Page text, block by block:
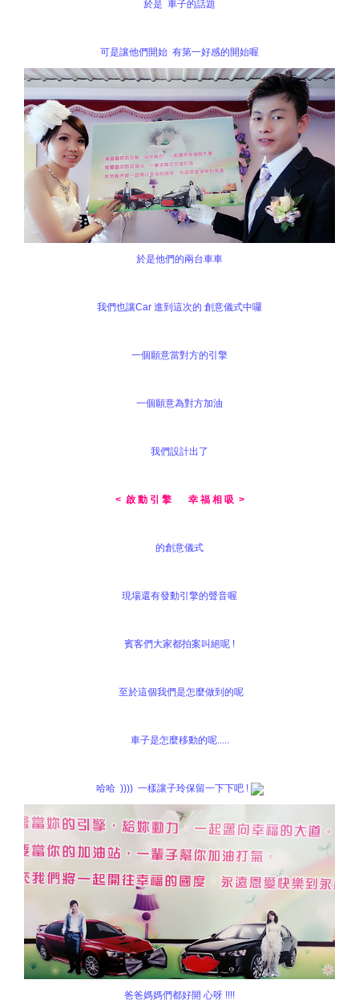
於是 車子的話題
可是讓他們開始 有第一好感的開始喔
於是他們的兩台車車
我們也讓Car 進到這次的 創意儀式中囉
一個願意當對方的引擎
一個願意為對方加油
我們設計出了
< 啟 動 引 擎 幸 福 相 吸 >
的創意儀式
現場還有發動引擎的聲音喔
賓客們大家都拍案叫絕呢 !
至於這個我們是怎麼做到的呢
車子是怎麼移動的呢.....
哈哈 )))) 一樣讓子玲保留一下下吧 !
爸爸媽媽們都好開 心呀 !!!!